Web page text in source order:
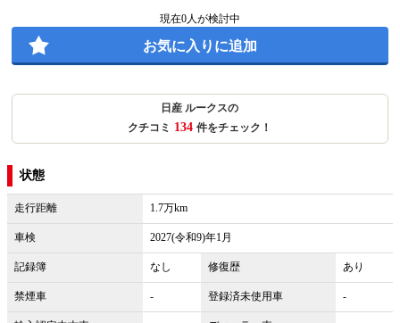
現在0人が検討中
お気に入りに追加
日産 ルークスの
クチコミ 134 件をチェック！
状態
走行距離 1.7万km
車検 2027(令和9)年1月
記録簿 なし 修復歴 あり
禁煙車 - 登録済未使用車 -